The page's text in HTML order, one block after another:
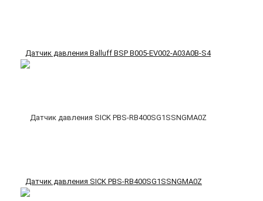
Датчик давления Balluff BSP B005-EV002-A03A0B-S4
Датчик давления SICK PBS-RB400SG1SSNGMA0Z